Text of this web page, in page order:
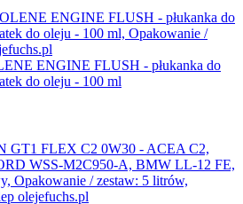
ENGINE FLUSH - płukanka do
do oleju - 100 ml